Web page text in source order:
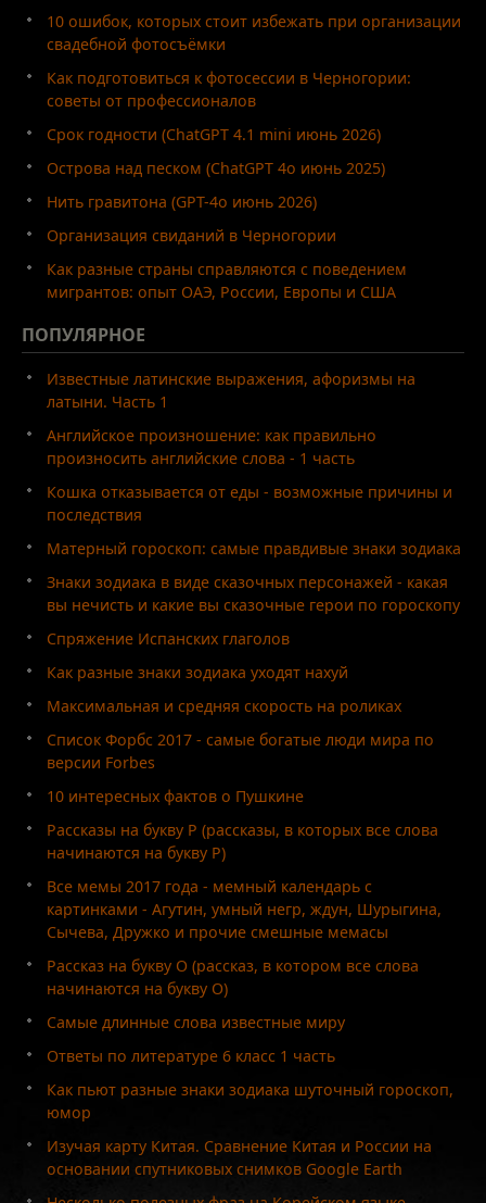
10 ошибок, которых стоит избежать при организации
свадебной фотосъёмки
Как подготовиться к фотосессии в Черногории:
советы от профессионалов
Срок годности (ChatGPT 4.1 mini июнь 2026)
Острова над песком (ChatGPT 4o июнь 2025)
Нить гравитона (GPT-4o июнь 2026)
Организация свиданий в Черногории
Как разные страны справляются с поведением
мигрантов: опыт ОАЭ, России, Европы и США
ПОПУЛЯРНОЕ
Известные латинские выражения, афоризмы на
латыни. Часть 1
Английское произношение: как правильно
произносить английские слова - 1 часть
Кошка отказывается от еды - возможные причины и
последствия
Матерный гороскоп: самые правдивые знаки зодиака
Знаки зодиака в виде сказочных персонажей - какая
вы нечисть и какие вы сказочные герои по гороскопу
Спряжение Испанских глаголов
Как разные знаки зодиака уходят нахуй
Максимальная и средняя скорость на роликах
Список Форбс 2017 - самые богатые люди мира по
версии Forbes
10 интересных фактов о Пушкине
Рассказы на букву Р (рассказы, в которых все слова
начинаются на букву Р)
Все мемы 2017 года - мемный календарь с
картинками - Агутин, умный негр, ждун, Шурыгина,
Сычева, Дружко и прочие смешные мемасы
Рассказ на букву О (рассказ, в котором все слова
начинаются на букву О)
Самые длинные слова известные миру
Ответы по литературе 6 класс 1 часть
Как пьют разные знаки зодиака шуточный гороскоп,
юмор
Изучая карту Китая. Сравнение Китая и России на
основании спутниковых снимков Google Earth